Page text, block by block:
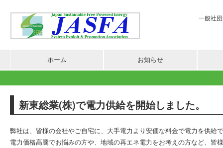
一般社
ホーム お知らせ
新東総業(株)で電力供給を開始しました。
弊社は、皆様の会社やご自宅に、大手電力より安価な料金で電力を供給
電力価格高騰でお悩みの方や、地域の再エネ電力をお考えの方など、皆